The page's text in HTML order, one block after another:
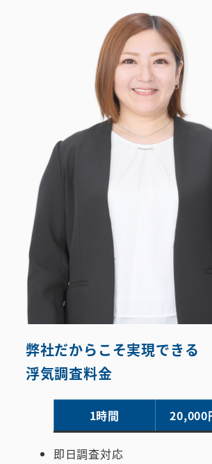
弊社だからこそ実現できる
浮気調査料金
1時間 20,000
即日調査対応